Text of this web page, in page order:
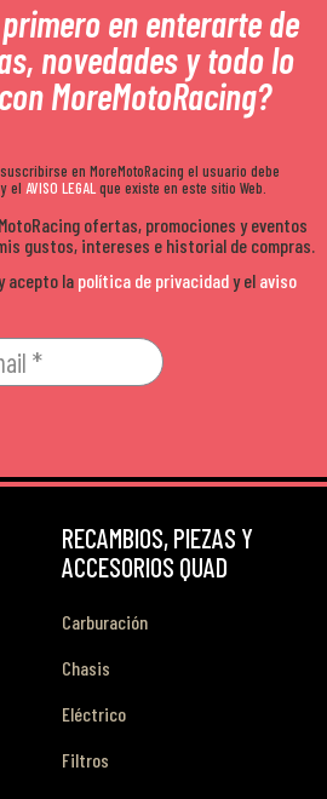
en enterarte de
novedades y todo lo
MoreMotoRacing?
en MoreMotoRacing el usuario debe
y el AVISO LEGALque existe en este sitio Web.
ofertas, promociones y eventos
gustos, intereses e historial de compras.
acepto la política de privacidady el aviso
RECAMBIOS, PIEZAS Y
ACCESORIOS QUAD
Carburación
Chasis
Eléctrico
Filtros